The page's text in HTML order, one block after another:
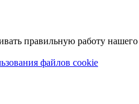
правильную работу нашего
файлов cookie